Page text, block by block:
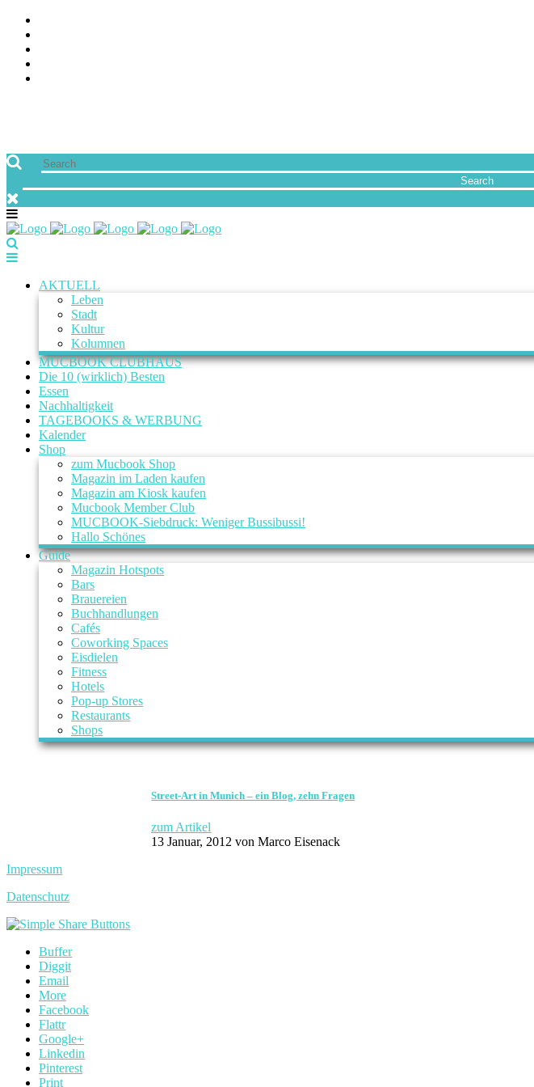
AKTUELL
Leben
Stadt
Kultur
Kolumnen
MUCBOOK CLUBHAUS
Die 10 (wirklich) Besten
Essen
Nachhaltigkeit
TAGEBOOKS & WERBUNG
Kalender
Shop
zum Mucbook Shop
Magazin im Laden kaufen
Magazin am Kiosk kaufen
Mucbook Member Club
MUCBOOK-Siebdruck: Weniger Bussibussi!
Hallo Schönes
Guide
Magazin Hotspots
Bars
Brauereien
Buchhandlungen
Cafés
Coworking Spaces
Eisdielen
Fitness
Hotels
Pop-up Stores
Restaurants
Shops
Street-Art in Munich – ein Blog, zehn Fragen
zum Artikel
13 Januar, 2012 von Marco Eisenack
Impressum
Datenschutz
Buffer
Diggit
Email
More
Facebook
Flattr
Google+
Linkedin
Pinterest
Print